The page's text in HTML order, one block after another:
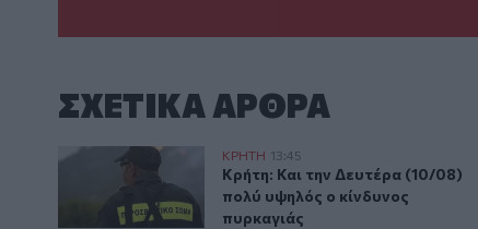
ΣΧΕΤΙΚA AΡΘΡΑ
Κρήτη: Και την Δευτέρα (10/08) πολύ υψηλός ο
ΚΡΗΤΗ 13:45
Κρήτη: Και την Δευτέρα (10/
Κρήτη: Και την Δευτέρα (10/08)
πολύ υψηλός ο κίνδυνος
πυρκαγιάς